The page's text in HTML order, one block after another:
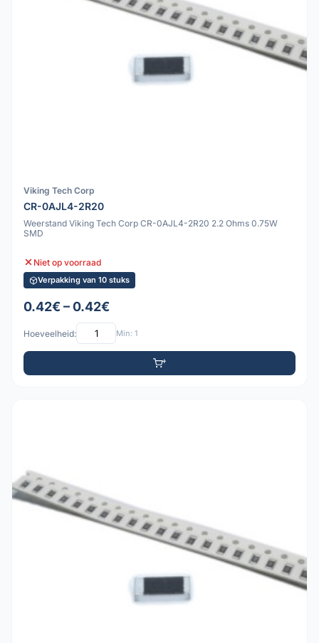
Viking Tech Corp
CR-0AJL4-2R20
Weerstand Viking Tech Corp CR-0AJL4-2R20 2.2 Ohms 0.75W
SMD
Niet op voorraad
Verpakking van 10 stuks
0.42€ – 0.42€
Hoeveelheid: Min: 1